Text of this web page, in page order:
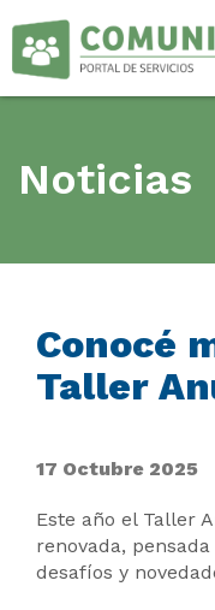
Noticias
Conocé
Taller
17 Octubre 2025
Este año el Taller
renovada,
desafíos y